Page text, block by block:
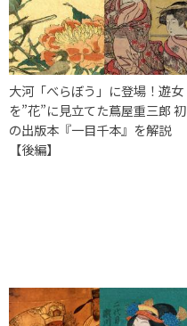
大河「べらぼう」に登場！遊女
を”花”に見立てた蔦屋重三郎 初
の出版本『一目千本』を解説
【後編】